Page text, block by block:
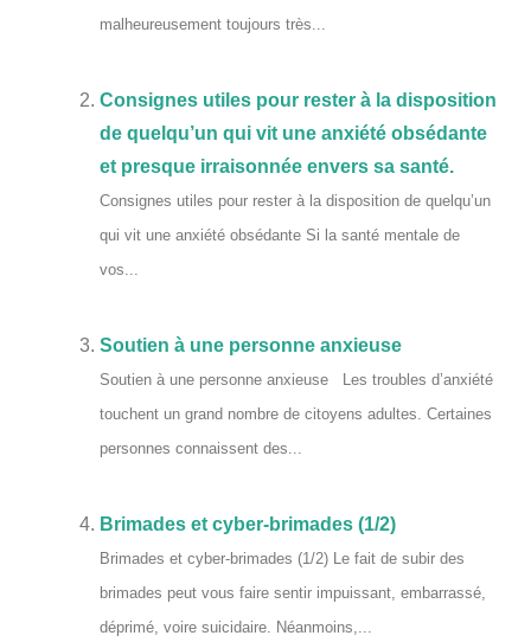
malheureusement toujours très...
Consignes utiles pour rester à la disposition
de quelqu’un qui vit une anxiété obsédante
et presque irraisonnée envers sa santé.
Consignes utiles pour rester à la disposition de quelqu’un
qui vit une anxiété obsédante Si la santé mentale de
vos...
Soutien à une personne anxieuse
Soutien à une personne anxieuse Les troubles d’anxiété
touchent un grand nombre de citoyens adultes. Certaines
personnes connaissent des...
Brimades et cyber-brimades (1/2)
Brimades et cyber-brimades (1/2) Le fait de subir des
brimades peut vous faire sentir impuissant, embarrassé,
déprimé, voire suicidaire. Néanmoins,...